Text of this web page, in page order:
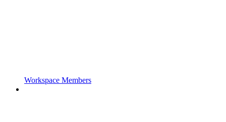
Workspace Members